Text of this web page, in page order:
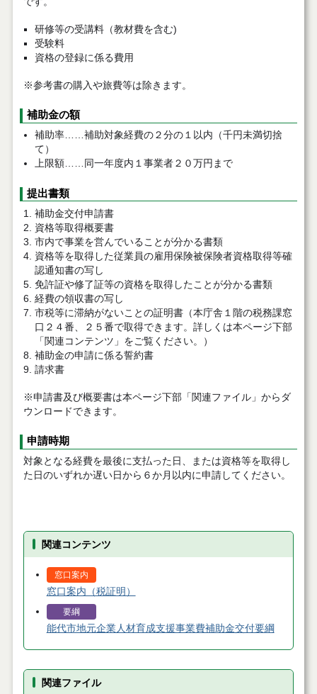
研修等の受講料（教材費を含む)
受験料
資格の登録に係る費用
※参考書の購入や旅費等は除きます。
補助金の額
補助率……補助対象経費の２分の１以内（千円未満切捨
て）
上限額……同一年度内１事業者２０万円まで
提出書類
補助金交付申請書
資格等取得概要書
市内で事業を営んでいることが分かる書類
資格等を取得した従業員の雇用保険被保険者資格取得等確
認通知書の写し
免許証や修了証等の資格を取得したことが分かる書類
経費の領収書の写し
市税等に滞納がないことの証明書（本庁舎１階の税務課窓
口２４番、２５番で取得できます。詳しくは本ページ下部
「関連コンテンツ」をご覧ください。）
補助金の申請に係る誓約書
請求書
※申請書及び概要書は本ページ下部「関連ファイル」からダ
ウンロードできます。
申請時期
対象となる経費を最後に支払った日、または資格等を取得し
た日のいずれか遅い日から６か月以内に申請してください。
関連コンテンツ
窓口案内
窓口案内（税証明）
要綱
能代市地元企業人材育成支援事業費補助金交付要綱
関連ファイル